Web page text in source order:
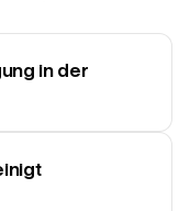
in der